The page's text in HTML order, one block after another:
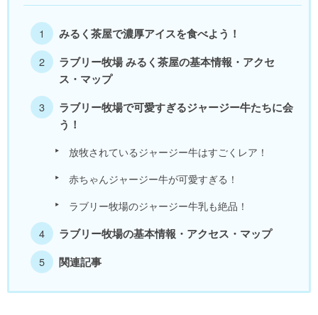
みるく茶屋で濃厚アイスを食べよう！
ラブリー牧場 みるく茶屋の基本情報・アクセ
ス・マップ
ラブリー牧場で可愛すぎるジャージー牛たちに会
う！
放牧されているジャージー牛はすごくレア！
赤ちゃんジャージー牛が可愛すぎる！
ラブリー牧場のジャージー牛乳も絶品！
ラブリー牧場の基本情報・アクセス・マップ
関連記事
福井県外